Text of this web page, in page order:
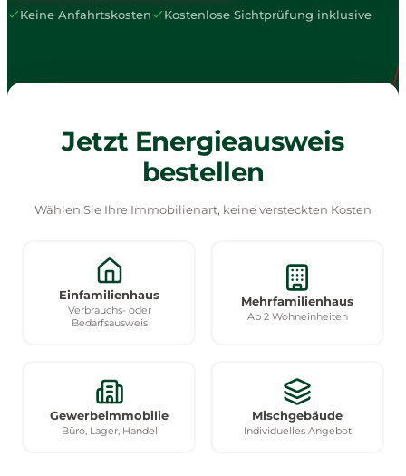
Keine Anfahrtskosten Kostenlose Sichtprüfung inklusive
Jetzt Energieausweis
bestellen
Wählen Sie Ihre Immobilienart, keine versteckten Kosten
Einfamilienhaus
Verbrauchs- oder
Bedarfsausweis
Mehrfamilienhaus
Ab 2 Wohneinheiten
Gewerbeimmobilie
Büro, Lager, Handel
Mischgebäude
Individuelles Angebot